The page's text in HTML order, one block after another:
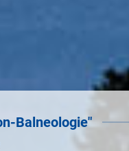
Balneologie"